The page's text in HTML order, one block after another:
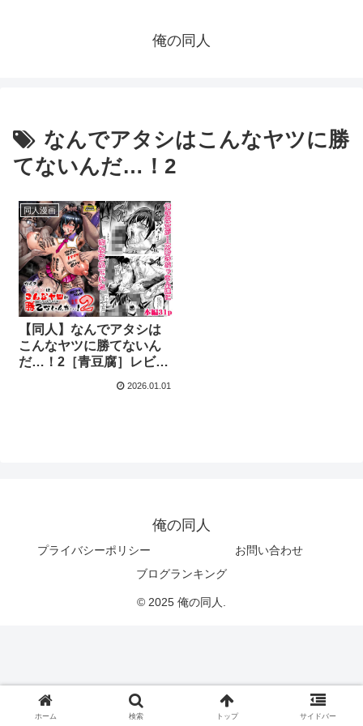
俺の同人
なんでアタシはこんなヤツに勝
てないんだ…！2
同人漫画
【同人】なんでアタシは
こんなヤツに勝てないん
だ…！2［青豆腐］レビュ
2026.01.01
俺の同人
プライバシーポリシー
お問い合わせ
ブログランキング
© 2025 俺の同人.
ホーム 検索 トップ サイドバー